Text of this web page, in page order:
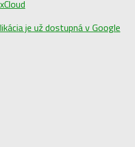
je už dostupná v Google